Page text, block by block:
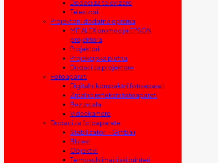
Dodaci za televizore
Televizori
Projektori i dodatna oprema
MIT ALEX promocija EPSON
projektora
Projektori
Projekcijska platna
Dodaci za projektore
Fotoaparati
Digitalni kompaktni fotoaparati
Zrcalno refleksni fotoaparati
Bez zrcala
Videokamere
Dodaci za fotoaparate
Stabilizatori – Gimbali
Blicevi
Objektivi
Termosublimacijski printeri